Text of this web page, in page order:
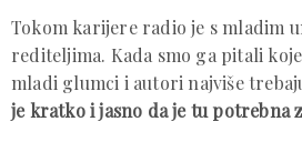
Tokom karijere radio je s mladim
rediteljima. Kada smo ga pitali
mladi glumci i autori najviše
je kratko i jasno da je tu potrebna